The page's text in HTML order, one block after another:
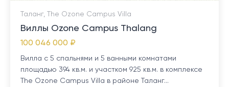
Таланг, The Ozone Campus Villa
Виллы Ozone Campus Thalang
100 046 000 ₽
Вилла с 5 спальнями и 5 ванными комнатами
площадью 394 кв.м. и участком 925 кв.м. в комплексе
The Ozone Campus Villa в районе Таланг...